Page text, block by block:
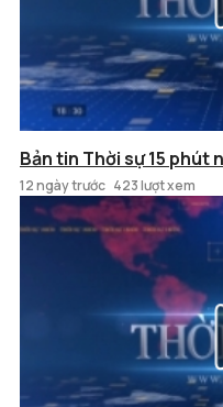
Bản tin Thời sự 15 phút
12 ngày trước 423 lượt xem